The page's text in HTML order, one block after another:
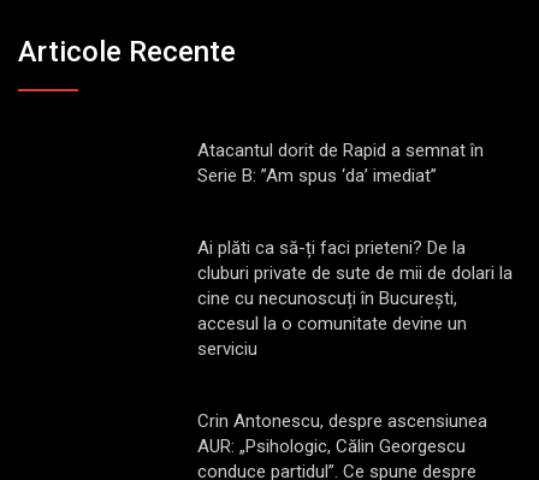
Articole Recente
Atacantul dorit de Rapid a semnat în
Serie B: ”Am spus ‘da’ imediat”
Ai plăti ca să-ți faci prieteni? De la
cluburi private de sute de mii de dolari la
cine cu necunoscuți în București,
accesul la o comunitate devine un
serviciu
Crin Antonescu, despre ascensiunea
AUR: „Psihologic, Călin Georgescu
conduce partidul”. Ce spune despre